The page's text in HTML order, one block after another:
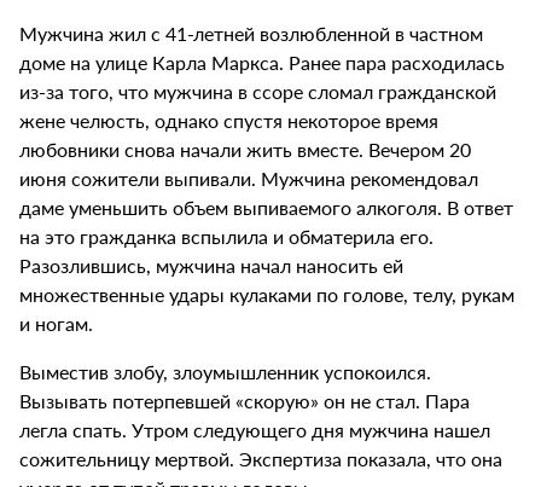
Мужчина жил с 41-летней возлюбленной в частном
доме на улице Карла Маркса. Ранее пара расходилась
из-за того, что мужчина в ссоре сломал гражданской
жене челюсть, однако спустя некоторое время
любовники снова начали жить вместе. Вечером 20
июня сожители выпивали. Мужчина рекомендовал
даме уменьшить объем выпиваемого алкоголя. В ответ
на это гражданка вспылила и обматерила его.
Разозлившись, мужчина начал наносить ей
множественные удары кулаками по голове, телу, рукам
и ногам.
Выместив злобу, злоумышленник успокоился.
Вызывать потерпевшей «скорую» он не стал. Пара
легла спать. Утром следующего дня мужчина нашел
сожительницу мертвой. Экспертиза показала, что она